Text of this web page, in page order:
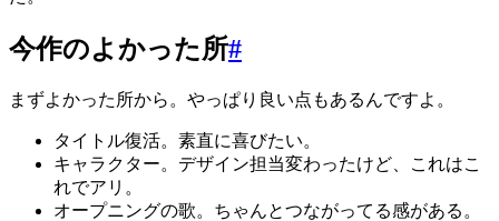
今作のよかった所#
まずよかった所から。やっぱり良い点もあるんですよ。
タイトル復活。素直に喜びたい。
キャラクター。デザイン担当変わったけど、これはこ
れでアリ。
オープニングの歌。ちゃんとつながってる感がある。